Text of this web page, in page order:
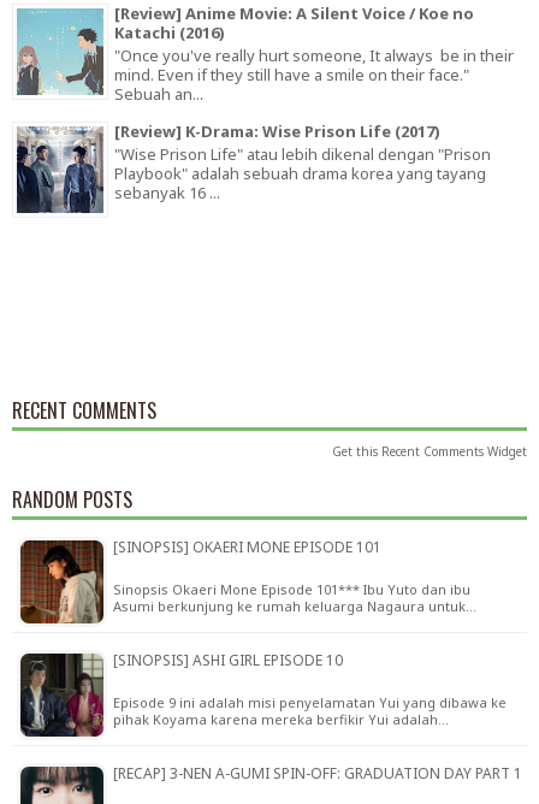
[Review] Anime Movie: A Silent Voice / Koe no
Katachi (2016)
"Once you've really hurt someone, It always be in their
mind. Even if they still have a smile on their face."
Sebuah an...
[Review] K-Drama: Wise Prison Life (2017)
"Wise Prison Life" atau lebih dikenal dengan "Prison
Playbook" adalah sebuah drama korea yang tayang
sebanyak 16 ...
RECENT COMMENTS
Get this Recent Comments Widget
RANDOM POSTS
[SINOPSIS] OKAERI MONE EPISODE 101
Sinopsis Okaeri Mone Episode 101*** Ibu Yuto dan ibu
Asumi berkunjung ke rumah keluarga Nagaura untuk…
[SINOPSIS] ASHI GIRL EPISODE 10
Episode 9 ini adalah misi penyelamatan Yui yang dibawa ke
pihak Koyama karena mereka berfikir Yui adalah…
[RECAP] 3-NEN A-GUMI SPIN-OFF: GRADUATION DAY PART 1